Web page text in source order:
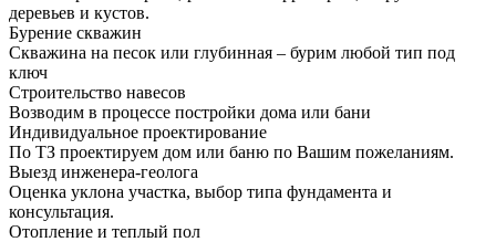
деревьев и кустов.
Бурение скважин
Скважина на песок или глубинная – бурим любой тип под
ключ
Строительство навесов
Возводим в процессе постройки дома или бани
Индивидуальное проектирование
По ТЗ проектируем дом или баню по Вашим пожеланиям.
Выезд инженера-геолога
Оценка уклона участка, выбор типа фундамента и
консультация.
Отопление и теплый пол